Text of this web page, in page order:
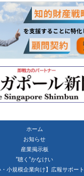
ホーム
お知らせ
産業掲示板
”聴く”かなけい
・小規模企業向け】広報サポート